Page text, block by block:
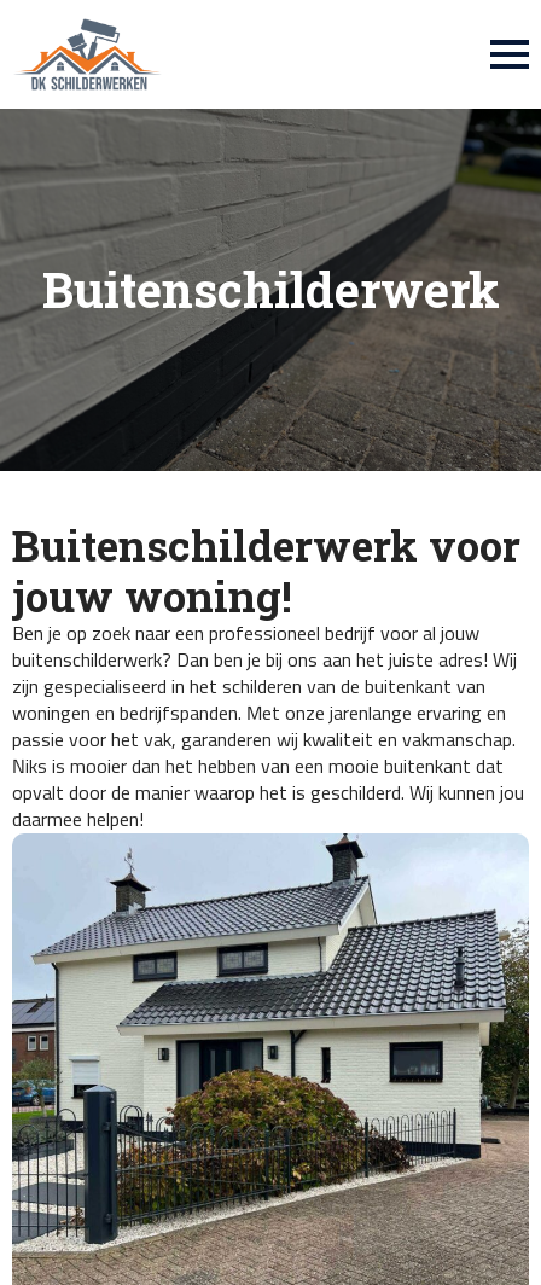
Buitenschilderwerk
Buitenschilderwerk voor
jouw woning!
Ben je op zoek naar een professioneel bedrijf voor al jouw
buitenschilderwerk? Dan ben je bij ons aan het juiste adres! Wij
zijn gespecialiseerd in het schilderen van de buitenkant van
woningen en bedrijfspanden. Met onze jarenlange ervaring en
passie voor het vak, garanderen wij kwaliteit en vakmanschap.
Niks is mooier dan het hebben van een mooie buitenkant dat
opvalt door de manier waarop het is geschilderd. Wij kunnen jou
daarmee helpen!